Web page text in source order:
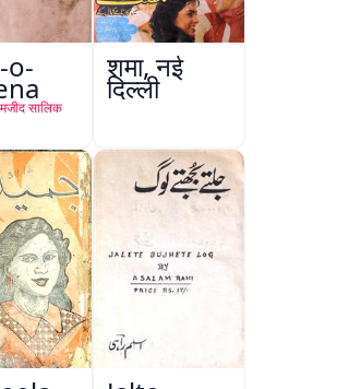
o-
सालिक
शमा, नई
दिल्ली